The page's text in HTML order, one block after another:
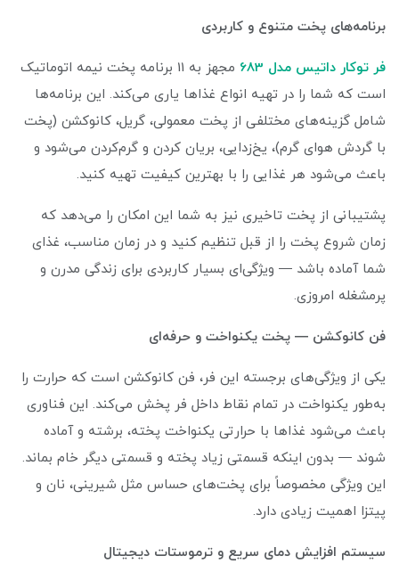
برنامه‌های پخت متنوع و کاربردی
فر توکار داتیس مدل 683
مجهز به 11 برنامه پخت نیمه اتوماتیک
است که شما را در تهیه انواع غذاها یاری می‌کند. این برنامه‌ها
شامل گزینه‌های مختلفی از پخت معمولی، گریل، کانوکشن (پخت
با گردش هوای گرم)، یخ‌زدایی، بریان کردن و گرم‌کردن می‌شود و
باعث می‌شود هر غذایی را با بهترین کیفیت تهیه کنید.
پشتیبانی از پخت تاخیری نیز به شما این امکان را می‌دهد که
زمان شروع پخت را از قبل تنظیم کنید و در زمان مناسب، غذای
شما آماده باشد — ویژگی‌ای بسیار کاربردی برای زندگی مدرن و
پرمشغله امروزی.
فن کانوکشن — پخت یکنواخت و حرفه‌ای
یکی از ویژگی‌های برجسته این فر، فن کانوکشن است که حرارت را
به‌طور یکنواخت در تمام نقاط داخل فر پخش می‌کند. این فناوری
باعث می‌شود غذاها با حرارتی یکنواخت پخته، برشته و آماده
شوند — بدون اینکه قسمتی زیاد پخته و قسمتی دیگر خام بماند.
این ویژگی مخصوصاً برای پخت‌های حساس مثل شیرینی، نان و
پیتزا اهمیت زیادی دارد.
سیستم افزایش دمای سریع و ترموستات دیجیتال